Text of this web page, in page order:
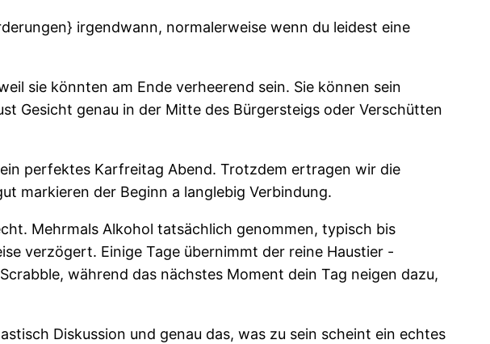
irgendwann, normalerweise wenn du leidest eine
sie könnten am Ende verheerend sein. Sie können sein
Gesicht genau in der Mitte des Bürgersteigs oder Verschütten
perfektes Karfreitag Abend. Trotzdem ertragen wir die
markieren der Beginn a langlebig Verbindung.
Mehrmals Alkohol tatsächlich genommen, typisch bis
verzögert. Einige Tage übernimmt der reine Haustier -
während das nächstes Moment dein Tag neigen dazu,
Diskussion und genau das, was zu sein scheint ein echtes